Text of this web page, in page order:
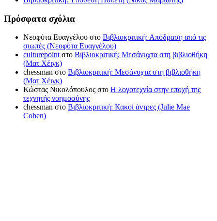
Πρόσφατα σχόλια
Νεοφύτα Ευαγγέλου στο Βιβλιοκριτική: Απόδραση από τις
σιωπές (Νεοφύτα Ευαγγέλου)
culturepointστο Βιβλιοκριτική: Μεσάνυχτα στη βιβλιοθήκη
(Ματ Χέιγκ)
chessman στο Βιβλιοκριτική: Μεσάνυχτα στη βιβλιοθήκη
(Ματ Χέιγκ)
Κώστας Νικολόπουλος στο Η λογοτεχνία στην εποχή της
τεχνητής νοημοσύνης
chessman στο Βιβλιοκριτική: Κακοί άντρες (Julie Mae
Cohen)